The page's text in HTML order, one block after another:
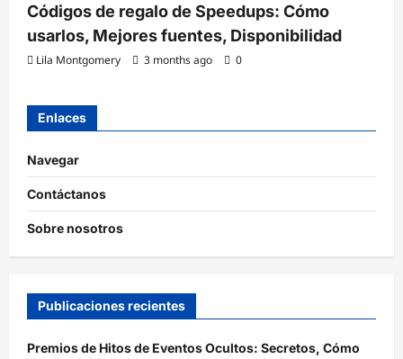
Códigos de regalo de Speedups: Cómo
usarlos, Mejores fuentes, Disponibilidad
Lila Montgomery 3 months ago 0
Enlaces
Navegar
Contáctanos
Sobre nosotros
Publicaciones recientes
Premios de Hitos de Eventos Ocultos: Secretos, Cómo